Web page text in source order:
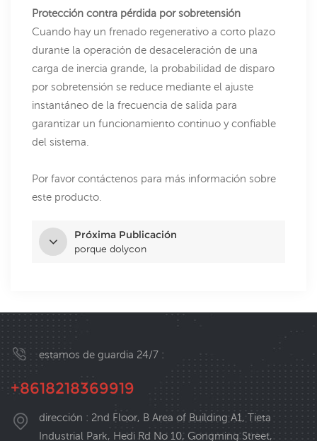
Protección contra pérdida por sobretensión
Cuando hay un frenado regenerativo a corto plazo
durante la operación de desaceleración de una
carga de inercia grande, la probabilidad de disparo
por sobretensión se reduce mediante el ajuste
instantáneo de la frecuencia de salida para
garantizar un funcionamiento continuo y confiable
del sistema.
Por favor contáctenos para más información sobre
este producto.
Próxima Publicación
porque dolycon
estamos de guardia 24/7 :
+8618218369919
dirección : 2nd Floor, B Area of Building A1, Tieta
Industrial Park, Hedi Rd No 10, Gongming Street,